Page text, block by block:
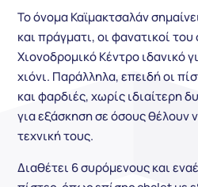
Το όνομα Καϊμακτσαλάν
και πράγματι, οι φανατικοί
Χιονοδρομικό Κέντρο ιδανικό
χιόνι. Παράλληλα, επειδή οι
και φαρδιές, χωρίς ιδιαίτερη
για εξάσκηση σε όσους θέλουν
τεχνική τους.
Διαθέτει 6 συρόμενους και